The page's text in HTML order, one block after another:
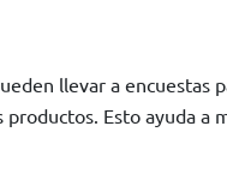
llevar a encuestas
Esto ayuda a